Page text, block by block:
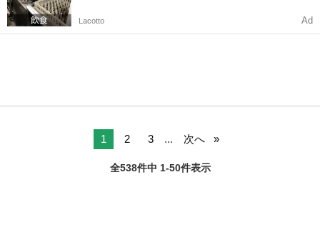
Lacotto Ad
1 2 3 ... 次へ
全538件中 1-50件表示